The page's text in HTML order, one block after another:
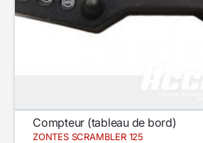
Compteur (tableau de bord)
ZONTES SCRAMBLER 125